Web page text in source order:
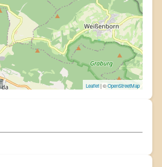
Leaflet| ©OpenStreetMap